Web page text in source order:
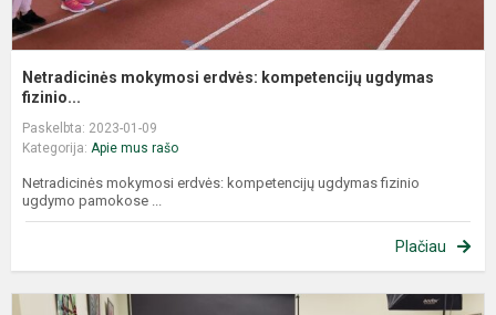
Netradicinės mokymosi erdvės: kompetencijų ugdymas
fizinio...
Paskelbta: 2023-01-09
Kategorija: Apie mus rašo
Netradicinės mokymosi erdvės: kompetencijų ugdymas fizinio
ugdymo pamokose ...
Plačiau